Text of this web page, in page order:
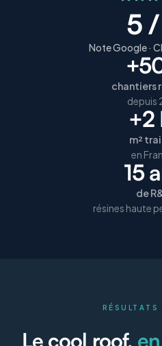
5
Note Google ·
chantiers
depuis
+2
m²
en
15
de
résines haute
RÉSULTATS
Le cool roof,